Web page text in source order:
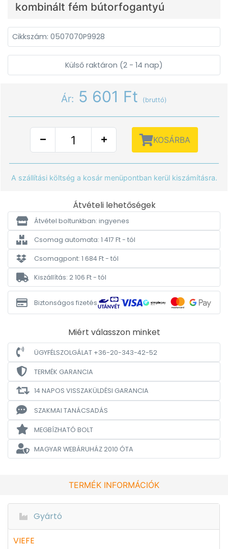
kombinált fém bútorfogantyú
Cikkszám: 0507070P9928
Külső raktáron (2 - 14 nap)
Ár: 5 601 Ft (bruttó)
KOSÁRBA
A szállítási költség a kosár menüpontban kerül kiszámításra.
Átvételi lehetőségek
Átvétel boltunkban: ingyenes
Csomag automata: 1 417 Ft - tól
Csomagpont: 1 684 Ft - tól
Kiszállítás: 2 106 Ft - tól
Biztonságos fizetés
Miért válasszon minket
ÜGYFÉLSZOLGÁLAT +36-20-343-42-52
TERMÉK GARANCIA
14 NAPOS VISSZAKÜLDÉSI GARANCIA
SZAKMAI TANÁCSADÁS
MEGBÍZHATÓ BOLT
MAGYAR WEBÁRUHÁZ2010 ÓTA
TERMÉK INFORMÁCIÓK
Gyártó
VIEFE